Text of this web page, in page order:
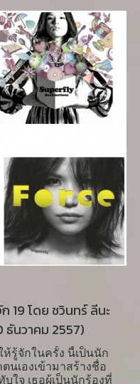
ได้ออกหน้าทำงานร่วม
การที่เขาแนะนำให้
นนิส จอปปลิน (1943-
อนที่ โอจิ เธอจะเกิด
19 โดย ชวินทร์ ลีนะ
ธันวาคม 2557)
รู้จักในครั้ง นี้เป็นนัก
นเองเข้ามาสร้างชื่อ
บใจ เธอผู้เป็นนักร้องที่